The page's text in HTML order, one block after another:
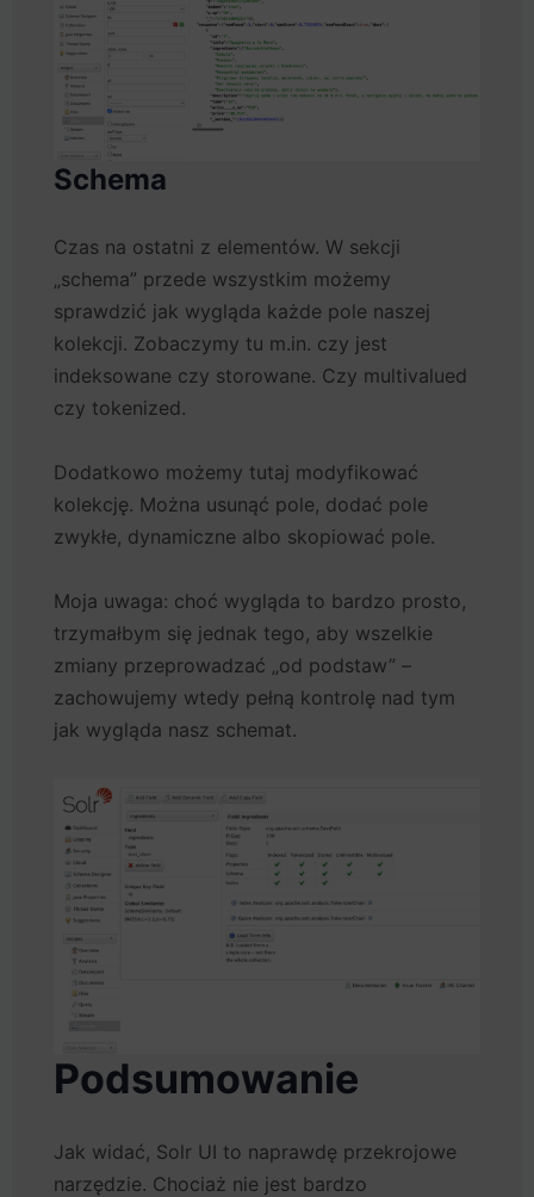
Schema
Czas na ostatni z elementów. W sekcji
„schema” przede wszystkim możemy
sprawdzić jak wygląda każde pole naszej
kolekcji. Zobaczymy tu m.in. czy jest
indeksowane czy storowane. Czy multivalued
czy tokenized.
Dodatkowo możemy tutaj modyfikować
kolekcję. Można usunąć pole, dodać pole
zwykłe, dynamiczne albo skopiować pole.
Moja uwaga: choć wygląda to bardzo prosto,
trzymałbym się jednak tego, aby wszelkie
zmiany przeprowadzać „od podstaw” –
zachowujemy wtedy pełną kontrolę nad tym
jak wygląda nasz schemat.
Podsumowanie
Jak widać, Solr UI to naprawdę przekrojowe
narzędzie. Chociaż nie jest bardzo